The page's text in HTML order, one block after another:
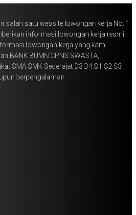
salah satu website lowongan kerja No. 1
informasi lowongan kerja resmi
lowongan kerja yang kami
BANK BUMN CPNS SWASTA,
SMA SMK Sederajat D3 D4 S1 S2 S3
berpengalaman.